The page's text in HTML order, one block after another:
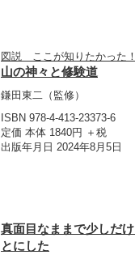
図説 ここが知りたかった！
山の神々と修験道
鎌田東二
（監修）
ISBN 978-4-413-23373-6
定価 本体 1840円 ＋税
出版年月日 2024年8月5日
真面目なままで少しだ
とにした